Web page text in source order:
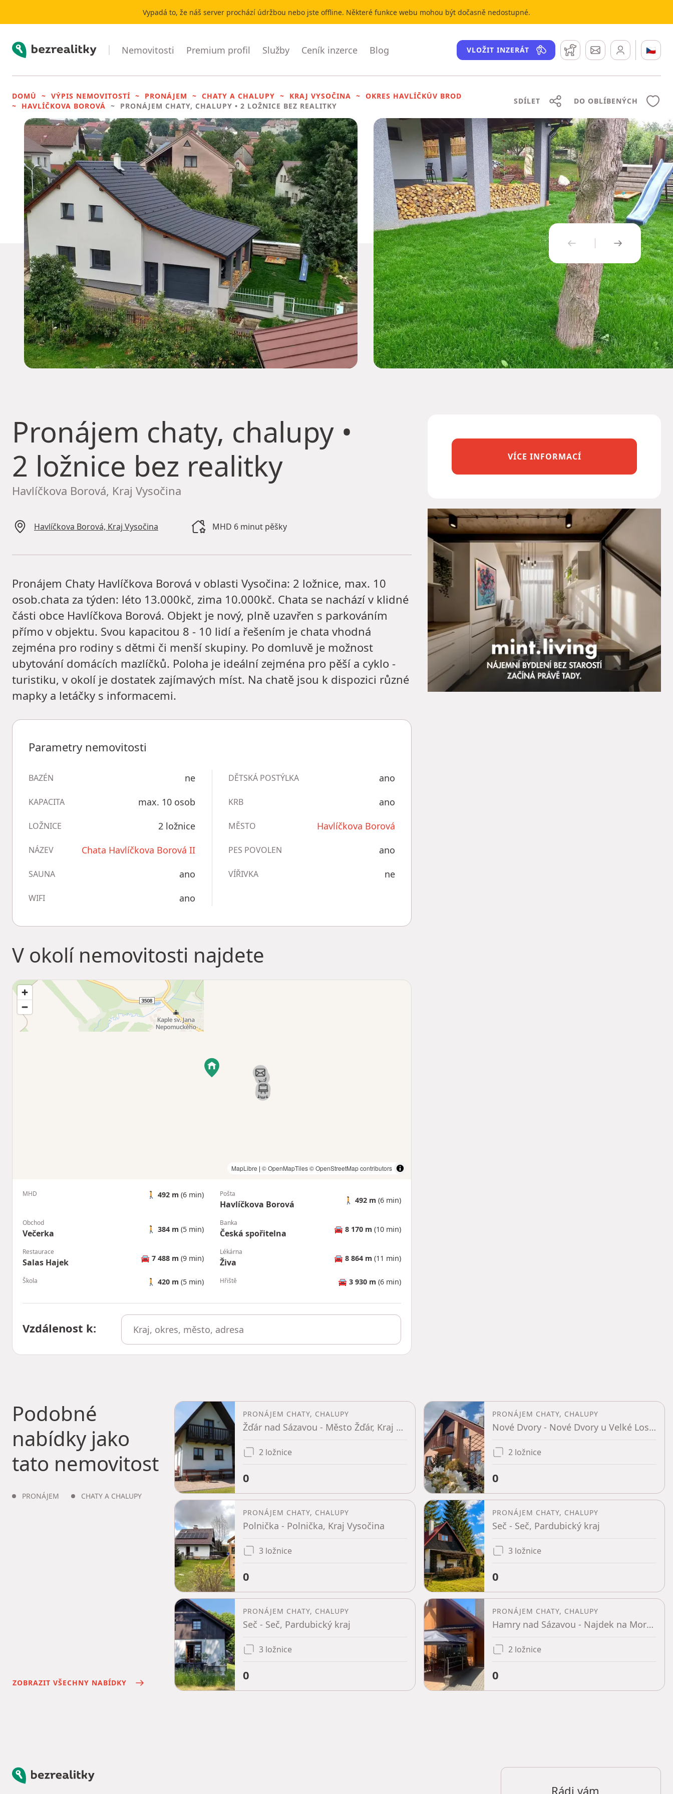
Vypadá to, že náš server prochází údržbou nebo jste offline. Některé funkce webu mohou být dočasně nedostupné.
Bezrealitky Nemovitosti Premium profil Služby Ceník inzerce Blog VLOŽIT INZERÁT Hlídací pesZprávy 🇨🇿
DOMŮ VÝPIS NEMOVITOSTÍ PRONÁJEM CHATY A CHALUPY KRAJ VYSOČINA
OKRES HAVLÍČKŮV BROD
HAVLÍČKOVA BOROVÁ
PRONÁJEM CHATY, CHALUPY • 2 LOŽNICE BEZ REALITKY
SDÍLET DO OBLÍBENÝCH
PŘEDCHOZÍ
Pronájem chaty, chalupy •
2 ložnice bez realitky
Havlíčkova Borová, Kraj Vysočina
Havlíčkova Borová, Kraj Vysočina MHD 6 minut pěšky
Pronájem Chaty Havlíčkova Borová v oblasti Vysočina: 2 ložnice, max. 10
osob.chata za týden: léto 13.000kč, zima 10.000kč. Chata se nachází v klidné
části obce Havlíčkova Borová. Objekt je nový, plně uzavřen s parkováním
přímo v objektu. Svou kapacitou 8 - 10 lidí a řešením je chata vhodná
zejména pro rodiny s dětmi či menší skupiny. Po domluvě je možnost
ubytování domácích mazlíčků. Poloha je ideální zejména pro pěší a cyklo -
turistiku, v okolí je dostatek zajímavých míst. Na chatě jsou k dispozici různé
mapky a letáčky s informacemi.
Parametry nemovitosti
BAZÉN ne
KAPACITA max. 10 osob
LOŽNICE 2 ložnice
NÁZEV Chata Havlíčkova Borová II
SAUNA ano
WIFI ano
DĚTSKÁ POSTÝLKA ano
KRB ano
MĚSTO Havlíčkova Borová
PES POVOLEN ano
VÍŘIVKA ne
V okolí nemovitosti najdete
MapLibre | © OpenMapTiles© OpenStreetMap contributors
MHD 🚶 492 m (6 min) Pošta
Havlíčkova Borová 🚶 492 m (6 min)
Obchod
Večerka 🚶 384 m (5 min)
Banka
Česká spořitelna 🚘 8 170 m (10 min)
Restaurace
Salas Hajek 🚘 7 488 m (9 min)
Lékárna
Živa 🚘 8 864 m (11 min)
Škola 🚶 420 m (5 min) Hřiště 🚘 3 930 m (6 min)
Vzdálenost k:
VÍCE INFORMACÍ
Podobné
nabídky jako
tato nemovitost
PRONÁJEM CHATY A CHALUPY
ZOBRAZIT VŠECHNY NABÍDKY
PRONÁJEM CHATY, CHALUPY
Žďár nad Sázavou - Město Žďár, Kraj Vysočina
2 ložnice
0
PRONÁJEM CHATY, CHALUPY
Nové Dvory - Nové Dvory u Velké Losenice, Kraj Vysočina
2 ložnice
0
PRONÁJEM CHATY, CHALUPY
Polnička - Polnička, Kraj Vysočina
3 ložnice
0
PRONÁJEM CHATY, CHALUPY
Seč - Seč, Pardubický kraj
3 ložnice
0
PRONÁJEM CHATY, CHALUPY
Seč - Seč, Pardubický kraj
3 ložnice
0
PRONÁJEM CHATY, CHALUPY
Hamry nad Sázavou - Najdek na Moravě, Kraj Vysočina
2 ložnice
0
Bezrealitky
Rádi vám